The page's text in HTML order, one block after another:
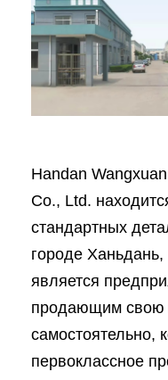
Handan
Co., Ltd.
стандартных
городе
является
продающим свою
самостоятельно,
первоклассное